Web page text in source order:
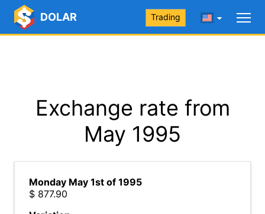
DOLAR Trading
Exchange rate from
May 1995
Monday May 1st of 1995
$ 877.90